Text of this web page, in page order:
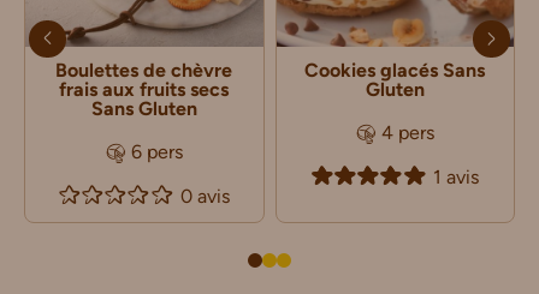
Boulettes de chèvre
frais aux fruits secs
Sans Gluten
6 pers
0 avis
Cookies glacés Sans
Gluten
4 pers
1 avis